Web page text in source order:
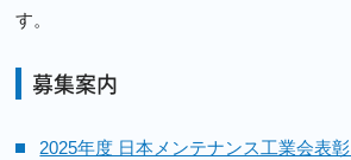
す。
募集案内
2025年度 日本メンテナンス工業会表